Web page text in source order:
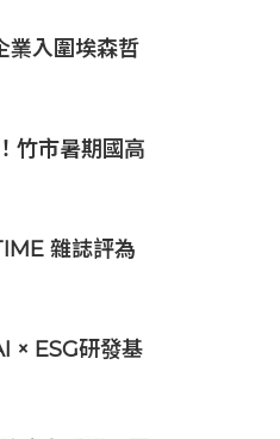
業入圍埃森哲
竹市暑期國高
雜誌評為
× ESG研發基